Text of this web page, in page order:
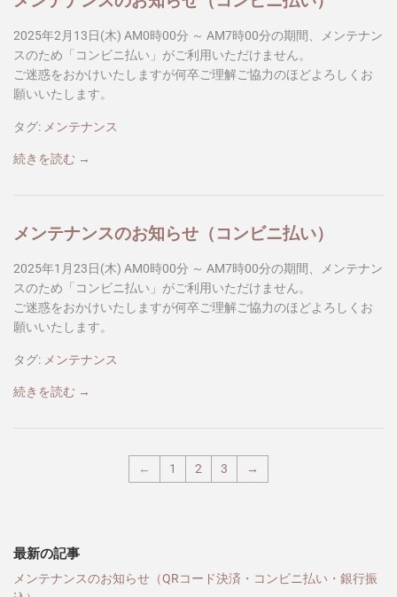
2025年2月13日(木) AM0時00分 ～ AM7時00分の期間、メンテナン
スのため「コンビニ払い」がご利用いただけません。
ご迷惑をおかけいたしますが何卒ご理解ご協力のほどよろしくお
願いいたします。
タグ: メンテナンス
続きを読む →
メンテナンスのお知らせ（コンビニ払い）
2025年1月23日(木) AM0時00分 ～ AM7時00分の期間、メンテナン
スのため「コンビニ払い」がご利用いただけません。
ご迷惑をおかけいたしますが何卒ご理解ご協力のほどよろしくお
願いいたします。
タグ: メンテナンス
続きを読む →
← 1 2 3 →
最新の記事
メンテナンスのお知らせ（QRコード決済・コンビニ払い・銀行振